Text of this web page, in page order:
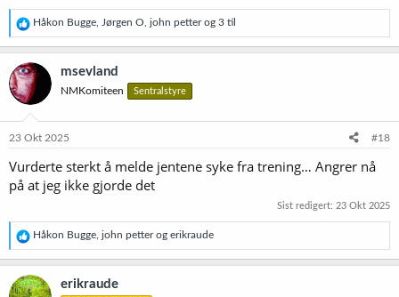
R
e
a
k
s
j
o
e
:
Håkon Bugge Jørgen O john petterog 3 til
msevland
NMKomiteen Sentralstyre
23 Okt 2025 #18
Vurderte sterkt å melde jentene syke fra trening… Angrer nå
på at jeg ikke gjorde det
Sist redigert: 23 Okt 2025
R
e
a
k
s
Håkon Bugge john petterog erikraude
erikraude